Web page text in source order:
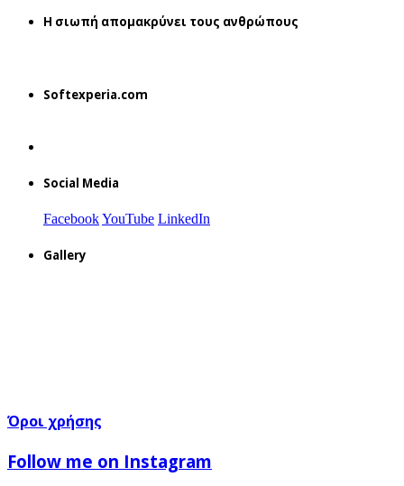
H σιωπή απομακρύνει τους ανθρώπους
Softexperia.com
Social Media
FacebookYouTube LinkedIn
Gallery
Όροι χρήσης
Follow me on Instagram